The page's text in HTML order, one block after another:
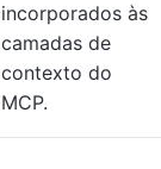
incorporados às
camadas de
contexto do
MCP.